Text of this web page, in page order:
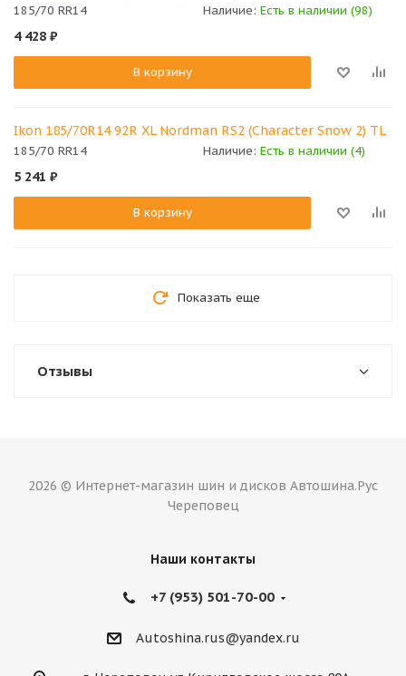
185/70 RR14 Наличие: Есть в наличии (98)
4 428 ₽
В корзину
Ikon 185/70R14 92R XL Nordman RS2 (Character Snow 2) TL
185/70 RR14 Наличие: Есть в наличии (4)
5 241 ₽
В корзину
Показать еще
Отзывы
2026 © Интернет-магазин шин и дисков Автошина.Рус
Череповец
Наши контакты
+7 (953) 501-70-00
Autoshina.rus@yandex.ru